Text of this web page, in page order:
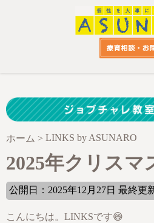
ホーム > LINKS by ASUNARO
2025年クリスマ
公開日：2025年12月27日 最終更
こんにちは。LINKSです😄